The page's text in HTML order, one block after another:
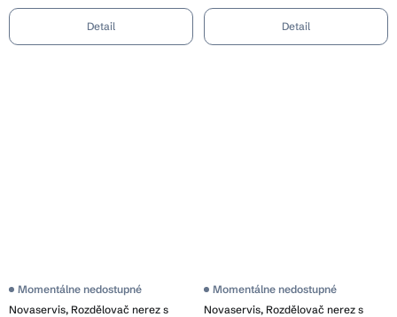
Detail Detail
Novaservis, Rozdělovač nerez s
Momentálne nedostupné
Novaservis, Rozdělovač nerez s
Momentálne nedostupné